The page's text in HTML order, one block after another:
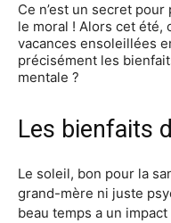
Ce n’est un secret
le moral ! Alors cet été,
vacances ensoleillées
précisément les
mentale ?
Les bienfaits
Le soleil, bon pour la
grand-mère ni juste
beau temps a un